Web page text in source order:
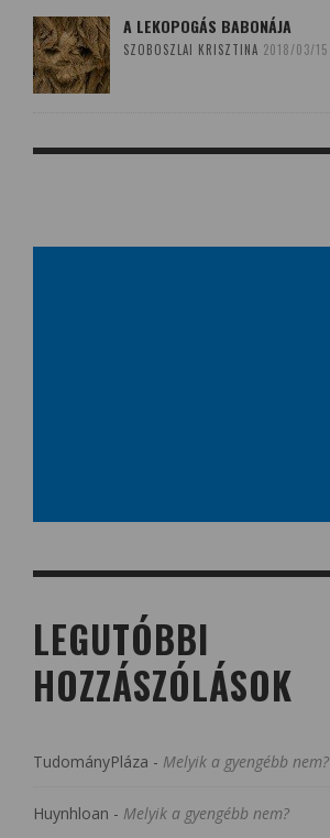
A LEKOPOGÁS BABONÁJA
SZOBOSZLAI KRISZTINA 2018/03/15
LEGUTÓBBI
HOZZÁSZÓLÁSOK
TudományPláza - Melyik a gyengébb nem?
Huynhloan - Melyik a gyengébb nem?